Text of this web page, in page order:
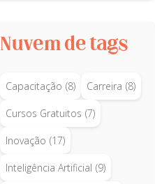
Nuvem de tags
Capacitação (8) Carreira (8)
Cursos Gratuitos (7)
Inovação (17)
Inteligência Artificial (9)